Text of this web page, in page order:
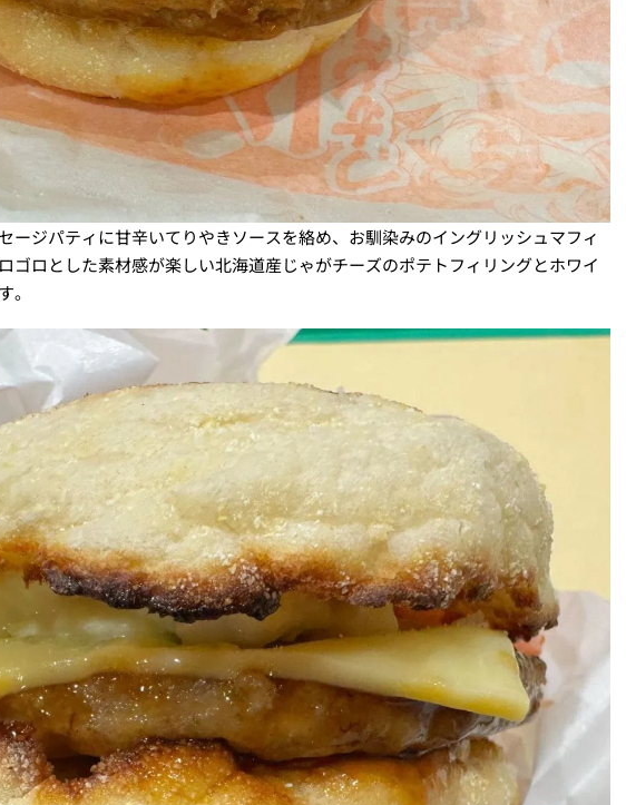
ージパティに甘辛いてりやきソースを絡め、お馴染みのイングリッシュマフィ
ゴロとした素材感が楽しい北海道産じゃがチーズのポテトフィリングとホワイ
。